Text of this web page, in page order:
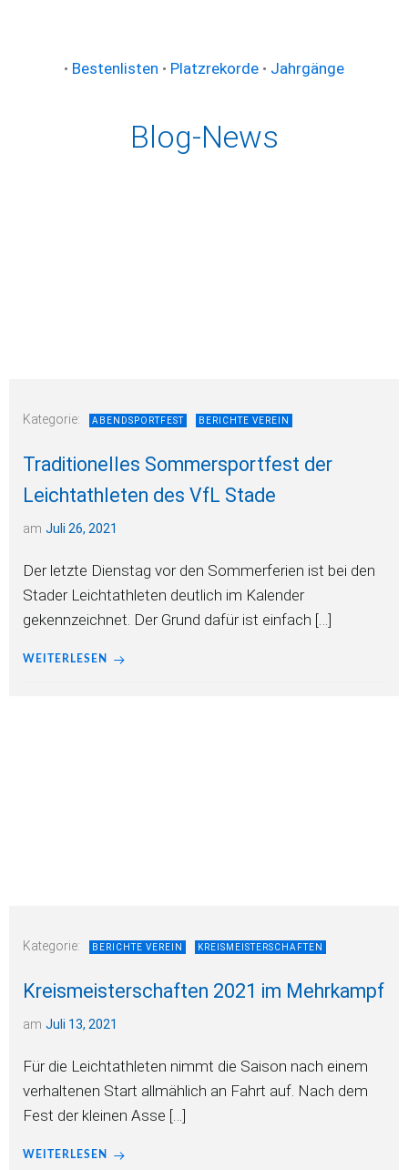
• Bestenlisten • Platzrekorde • Jahrgänge
Blog-News
Kategorie: ABENDSPORTFEST BERICHTE VEREIN
Traditionelles Sommersportfest der
Leichtathleten des VfL Stade
am Juli 26, 2021
Der letzte Dienstag vor den Sommerferien ist bei den
Stader Leichtathleten deutlich im Kalender
gekennzeichnet. Der Grund dafür ist einfach […]
WEITERLESEN
Kategorie: BERICHTE VEREIN KREISMEISTERSCHAFTEN
Kreismeisterschaften 2021 im Mehrkampf
am Juli 13, 2021
Für die Leichtathleten nimmt die Saison nach einem
verhaltenen Start allmählich an Fahrt auf. Nach dem
Fest der kleinen Asse […]
WEITERLESEN